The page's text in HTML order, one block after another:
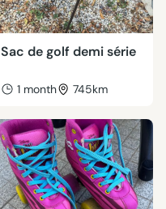
Sac de golf demi série
1 month 745km